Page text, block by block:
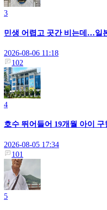
3
민생 어렵고 곳간 비는데…일
2026-08-06 11:18
102
4
호수 뛰어들어 19개월 아이 구
2026-08-05 17:34
101
5